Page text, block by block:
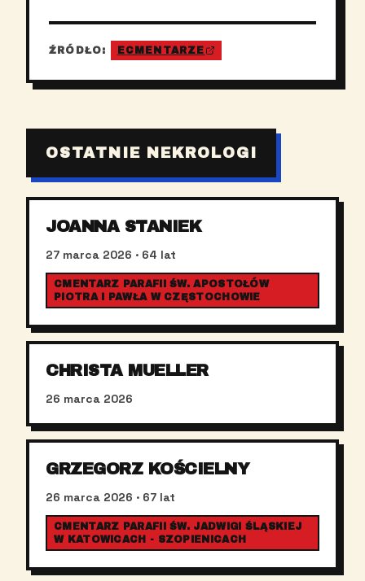
ŹRÓDŁO: ECMENTARZE
OSTATNIE NEKROLOGI
JOANNA STANIEK
27 marca 2026 · 64 lat
CMENTARZ PARAFII ŚW. APOSTOŁÓW
PIOTRA I PAWŁA W CZĘSTOCHOWIE
CHRISTA MUELLER
26 marca 2026
GRZEGORZ KOŚCIELNY
26 marca 2026 · 67 lat
CMENTARZ PARAFII ŚW. JADWIGI ŚLĄSKIEJ
W KATOWICACH - SZOPIENICACH